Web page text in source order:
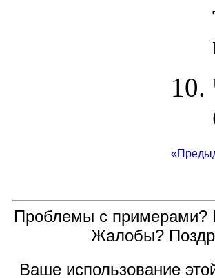
Проблемы с примерами?
Жалобы?
Ваше использование